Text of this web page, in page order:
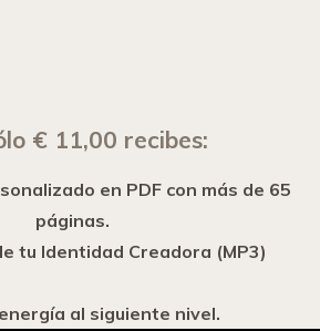
€ 11,00 recibes:
en PDF con más de 65
páginas.
tu Identidad Creadora (MP3)
al siguiente nivel.